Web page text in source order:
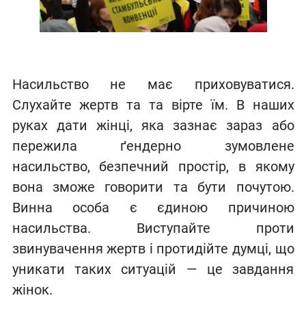
Насильство не має приховуватися.
Слухайте жертв та та вірте їм. В наших
руках дати жінці, яка зазнає зараз або
пережила ґендерно зумовлене
насильство, безпечний простір, в якому
вона зможе говорити та бути почутою.
Винна особа є єдиною причиною
насильства. Виступайте проти
звинувачення жертв і протидійте думці, що
уникати таких ситуацій — це завдання
жінок.